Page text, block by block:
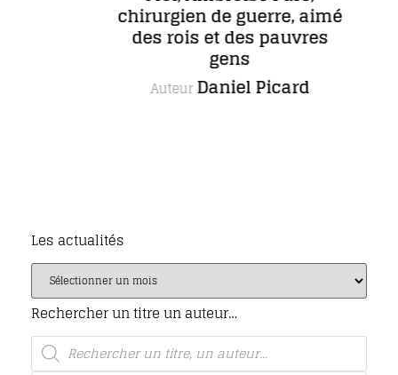
chirurgien de guerre, aimé
des rois et des pauvres
gens
AuteurDaniel Picard
Les actualités
Rechercher un titre un auteur…